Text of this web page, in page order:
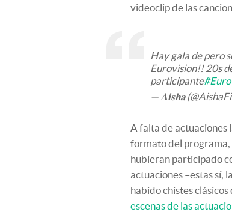
videoclip de las
Hay gala de pero
Eurovision!! 20s
participante
— 𝐀𝐢𝐬𝐡𝐚
A falta de actuaciones
formato del programa,
hubieran participado
actuaciones –estas sí,
habido chistes
escenas de las